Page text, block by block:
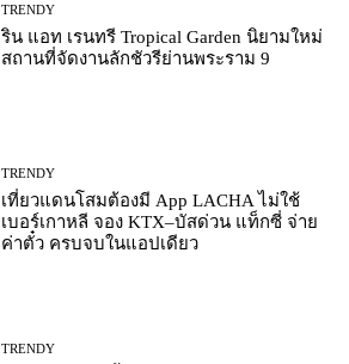
TRENDY
ริน แอท เรนทรี Tropical Garden นิยามใหม่
สถานที่จัดงานลักชัวรีย่านพระราม 9
TRENDY
เที่ยวแดนโสมต้องมี App LACHA ไม่ใช้
เบอร์เกาหลี จอง KTX–บัสด่วน แท็กซี่ จ่าย
ค่าตั๋ว ครบจบในแอปเดียว
TRENDY